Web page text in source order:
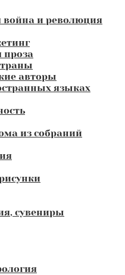
война и революция
проза
авторы
языках
из собраний
сувениры